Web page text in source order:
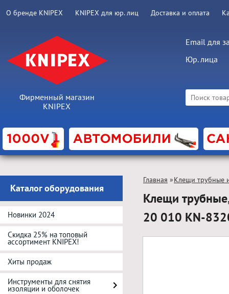
О бренде KNIPEX KNIPEX для юр. лиц Доставка и оплата
Фирменный магазин
KNIPEX
Email для
Юр. лица
Каталог оборудования
Новинки 2024
Скидка 25% на топовый
ассортимент KNIPEX!
Хиты продаж
Инструменты для снятия
изоляции и оболочек
Главная »Клещи трубные
Клещи
20 010 KN-